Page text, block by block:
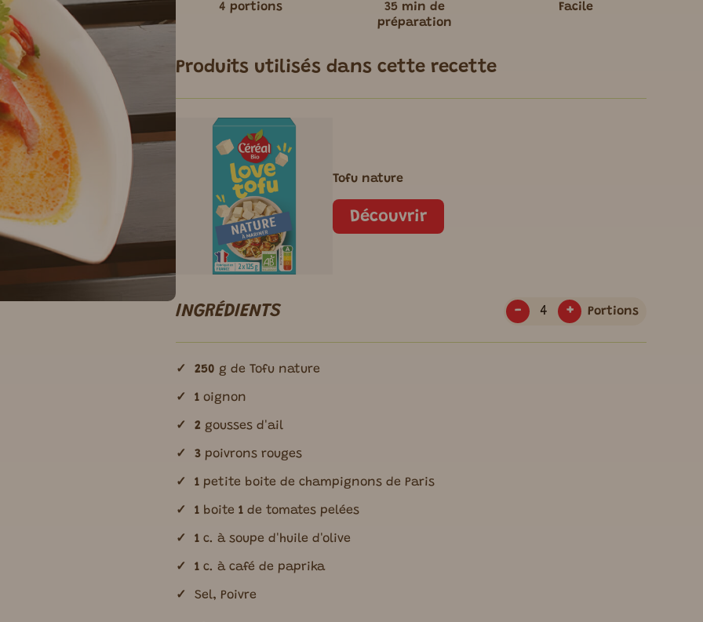
4 portions
35 min de
préparation
Facile
Produits utilisés dans cette recette
Tofu nature
Découvrir
INGRÉDIENTS - + Portions
250 g de Tofu nature
1 oignon
2 gousses d'ail
3 poivrons rouges
1 petite boite de champignons de Paris
1 boite 1 de tomates pelées
1 c. à soupe d'huile d'olive
1 c. à café de paprika
Sel, Poivre